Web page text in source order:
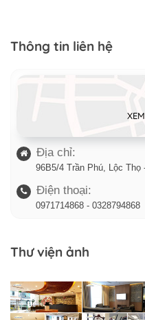
Thông tin liên hệ
Địa chỉ:
96B5/4 Trần Phú, Lộc Thọ
Điện thoại:
0971714868 - 0328794868
Thư viện ảnh